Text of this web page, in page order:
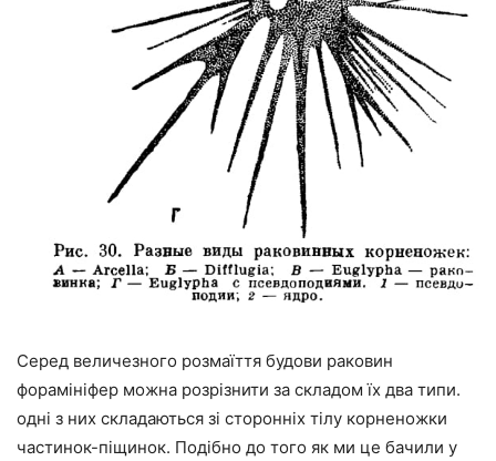
Серед величезного розмаїття будови раковин
форамініфер можна розрізнити за складом їх два типи.
одні з них складаються зі сторонніх тілу корненожки
частинок-піщинок. Подібно до того як ми це бачили у